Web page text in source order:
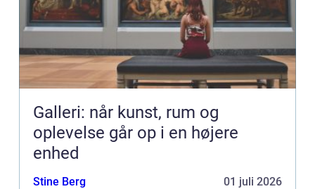
Galleri: når kunst, rum og
oplevelse går op i en højere
enhed
Stine Berg 01 juli 2026